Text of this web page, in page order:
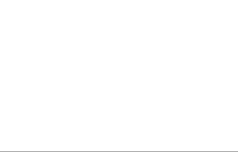
والركيزة، ومناسبة لمواد الكسوة،
مواد الطلاء: تشمل مواد الكسوة
والكوبالت، والحديد،